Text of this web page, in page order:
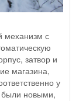
механизм с
затвор и
магазина,
у
были новыми,